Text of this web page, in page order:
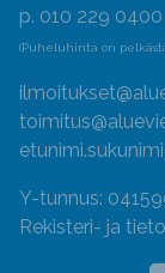
p. 010 229 0400
(Puheluhinta on
Y-tunnus:
Rekisteri- ja